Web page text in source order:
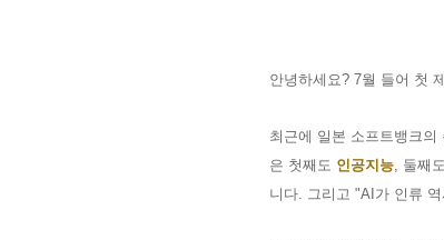
안녕하세요? 7월 들어 첫
최근에 일본 소프트뱅크
은 첫째도 인공지능, 둘째도
니다. 그리고 "AI 가 인류